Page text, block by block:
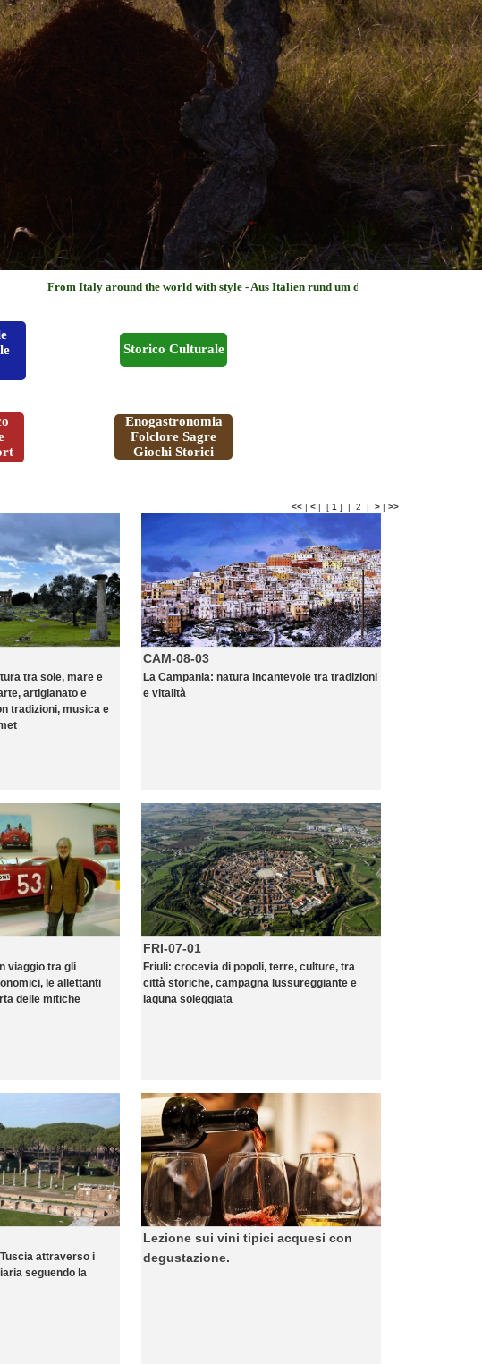
Enogastronomia
Folclore Sagre
Giochi Storici
Storico Culturale
around the world with style - Aus Italien rund um die Welt mit Klasse - de Italia en el mundo
<< | < | [ 1 ] | 2 | > | >>
tra sole, mare e
artigianato e
tradizioni, musica e
CAM-08-03
La Campania: natura incantevole tra tradizioni
e vitalità
viaggio tra gli
le allettanti
delle mitiche
FRI-07-01
Friuli: crocevia di popoli, terre, culture, tra
città storiche, campagna lussureggiante e
laguna soleggiata
Tuscia attraverso i
seguendo la
Lezione sui vini tipici acquesi con
degustazione.